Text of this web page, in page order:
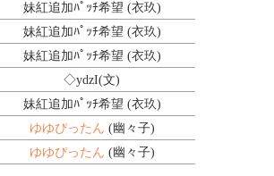
妹紅追加ﾊﾟｯﾁ希望 (衣玖)
妹紅追加ﾊﾟｯﾁ希望 (衣玖)
妹紅追加ﾊﾟｯﾁ希望 (衣玖)
◇ydzI(文)
妹紅追加ﾊﾟｯﾁ希望 (衣玖)
ゆゆぴったん (幽々子)
ゆゆぴったん (幽々子)